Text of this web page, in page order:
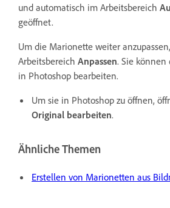
und automatisch im Arbeitsbereich
geöffnet.
Um die Marionette weiter
Arbeitsbereich Anpassen. Sie
in Photoshop bearbeiten.
Um sie in Photoshop zu öffnen,
Original bearbeiten.
Ähnliche Themen
Erstellen von Marionetten aus